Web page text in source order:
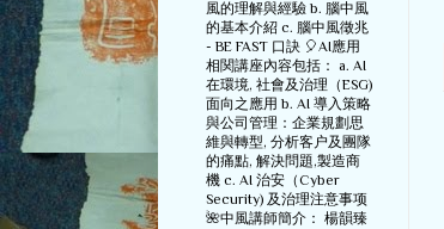
風的理解與經驗 b. 腦中風
的基本介紹 c. 腦中風徵兆
- BE FAST 口訣 🎈AI應用
相関講座內容包括： a. AI
在環境, 社會及治理（ESG)
面向之應用 b. AI 導入策略
與公司管理：企業規劃思
維與轉型, 分析客户及團隊
的痛點, 解決問題,製造商
機 c. AI 治安（Cyber
Security) 及治理注意事项
🌺中風講師簡介： 楊韻臻